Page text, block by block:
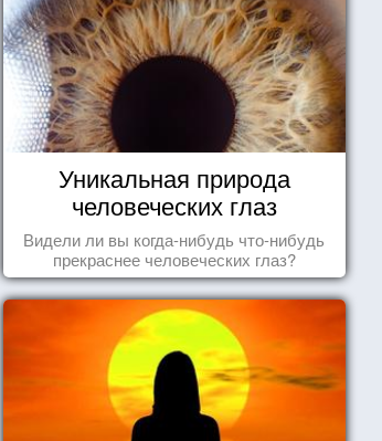
Уникальная природа
человеческих глаз
Видели ли вы когда-нибудь что-нибудь
прекраснее человеческих глаз?